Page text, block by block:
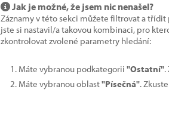
Jak je možné, že jsem nic nenašel?
Záznamy v této sekci můžete filtrovat a
jste si nastavil/a takovou kombinaci, pro
zkontrolovat zvolené parametry hledání:
Máte vybranou podkategorii "Ostatní".
Máte vybranou oblast"Písečná".